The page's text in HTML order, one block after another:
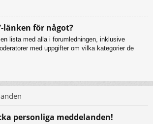
länken för något?
lista med alla i forumledningen, inklusive
med uppgifter om vilka kategorier de
personliga meddelanden!